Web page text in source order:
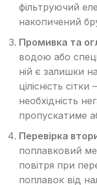
фільтруючий
накопичений
Промивка та
водою або
ній є залишки
цілісність
необхідність
пропускатиме
Перевірка
поплавковий
повітря при
поплавок від